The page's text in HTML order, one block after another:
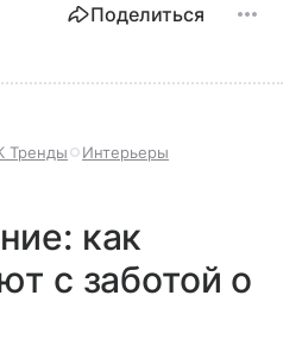
Поделиться
Тренды Интерьеры
как
с заботой о